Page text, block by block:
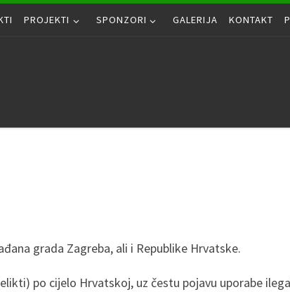
PROJEKTI SPONZORI GALERIJA KONTAKT
grada Zagreba, ali i Republike Hrvatske.
po cijelo Hrvatskoj, uz čestu pojavu uporabe